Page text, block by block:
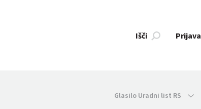
Išči Prijava
Glasilo Uradni list RS